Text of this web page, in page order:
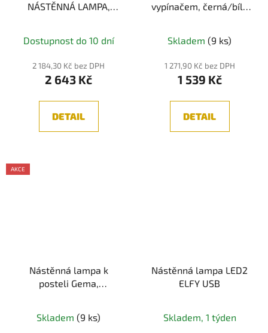
NÁSTĚNNÁ LAMPA,
Dostupnost do 10 dní
2 184,30 Kč bez DPH
2 643 Kč
DETAIL
vypínačem, černá/bílá
hodnocení
produktu
je
z
Skladem (9 ks)
1 271,90 Kč bez DPH
1 539 Kč
DETAIL
AKCE
Nástěnná lampa k
posteli Gema,
hodnocení
Skladem (9 ks)
Nástěnná lampa LED2
ELFY USB
hodnocení
Skladem, 1 týden